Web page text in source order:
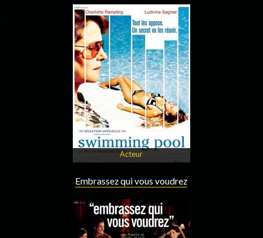
Acteur
Embrassez qui vous voudrez